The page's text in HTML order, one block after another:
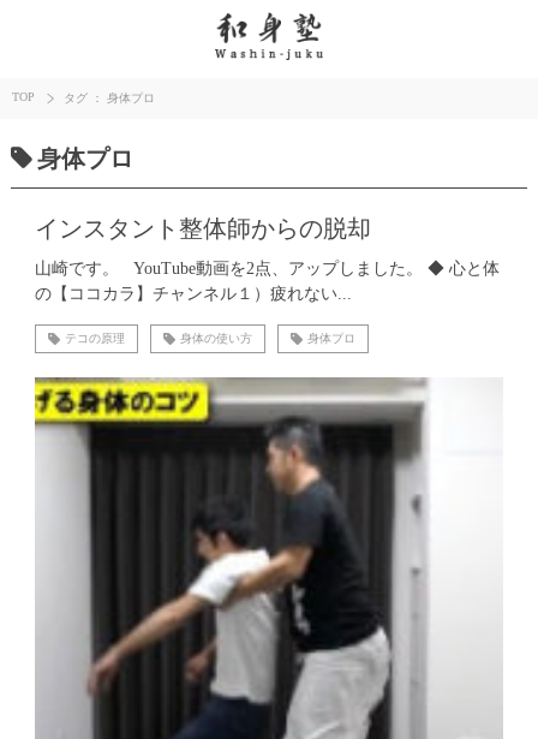
TOP タグ ： 身体プロ
身体プロ
インスタント整体師からの脱却
山崎です。 YouTube動画を2点、アップしました。 ◆ 心と体
の【ココカラ】チャンネル１）疲れない...
テコの原理 身体の使い方 身体プロ